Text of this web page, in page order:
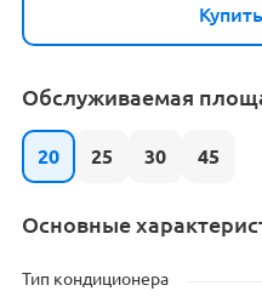
Обслуживаемая
20 25 30 45
Основные
Тип кондиционера